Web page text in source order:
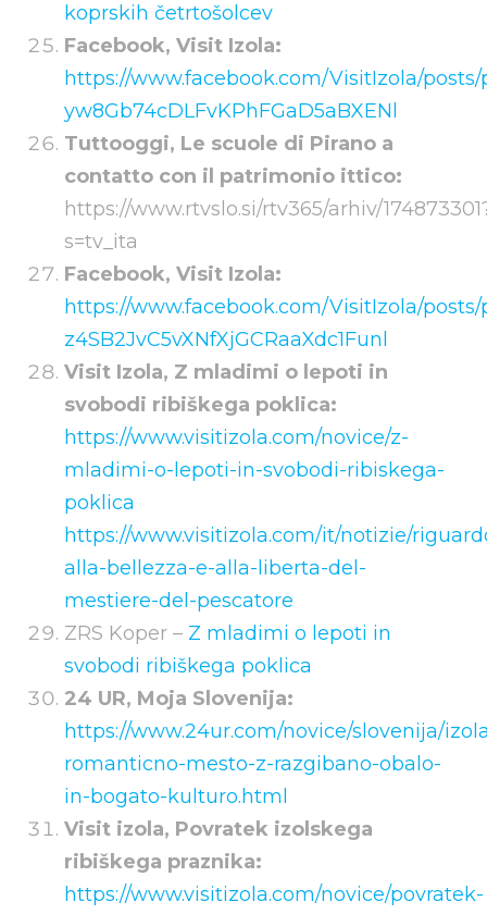
koprskih četrtošolcev
Facebook, Visit Izola:
https://www.facebook.com/VisitIzola/
yw8Gb74cDLFvKPhFGaD5aBXENl
Tuttooggi, Le scuole di Pirano a
contatto con il patrimonio ittico:
https://www.rtvslo.si/rtv365/arhiv/
s=tv_ita
Facebook, Visit Izola:
https://www.facebook.com/VisitIzola/
z4SB2JvC5vXNfXjGCRaaXdc1Funl
Visit Izola, Z mladimi o lepoti in
svobodi ribiškega poklica:
https://www.visitizola.com/novice/z-
mladimi-o-lepoti-in-svobodi-ribiskega-
poklica
https://www.visitizola.com/it/notizie/
alla-bellezza-e-alla-liberta-del-
mestiere-del-pescatore
ZRS Koper – Z mladimi o lepoti in
svobodi ribiškega poklica
24 UR, Moja Slovenija:
https://www.24ur.com/novice/slovenija/
romanticno-mesto-z-razgibano-obalo-
in-bogato-kulturo.html
Visit izola, Povratek izolskega
ribiškega praznika:
https://www.visitizola.com/novice/povratek-